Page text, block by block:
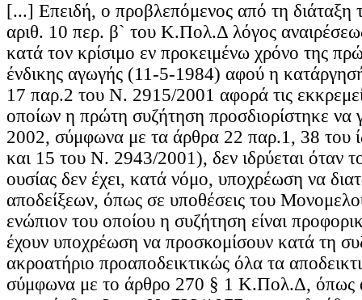
[...] Επειδή, ο προβλεπόμενος από τη διάταξη
αριθ. 10 περ. β` του Κ.Πολ.Δ λόγος
κατά τον κρίσιμο εν προκειμένω χρόνο της
ένδικης αγωγής (11-5-1984) αφού η
17 παρ.2 του Ν. 2915/2001 αφορά τις
οποίων η πρώτη συζήτηση προσδιορίστηκε να
2002, σύμφωνα με τα άρθρα 22 παρ.1, 38 του
και 15 του Ν. 2943/2001), δεν ιδρύεται όταν
ουσίας δεν έχει, κατά νόμο, υποχρέωση να
αποδείξεων, όπως σε υποθέσεις του
ενώπιον του οποίου η συζήτηση είναι
έχουν υποχρέωση να προσκομίσουν κατά τη
ακροατήριο προαποδεικτικώς όλα τα
σύμφωνα με το άρθρο 270 § 1 Κ.Πολ.Δ, όπως